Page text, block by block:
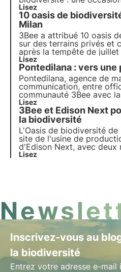
et de préserver les
et découvrez comment
technologie de pointe
environnemental.
Lisez
10 oasis de
Milan
3Bee a attribué 10 oasis
sur des terrains privés et
après la tempête de
créer des habitats urbains
construits par des
Créer des habitats
construits par des
pour aider la ville à se
devenir encore plus verte
Lisez
Pontedilana : vers
Pontedilana, agence de
communication, entre
communauté 3Bee avec
oasis de biodiversité en
arbres nectarifères.
Pontello, PDG et fondatrice.
Lisez
3Bee et Edison Next
la biodiversité
L'Oasis de biodiversité
site de l'usine de
d'Edison Next, avec deux
sept abris pour les
Lisez
Inscrivez-vous au
la biodiversité
Entrez votre adresse e-mail